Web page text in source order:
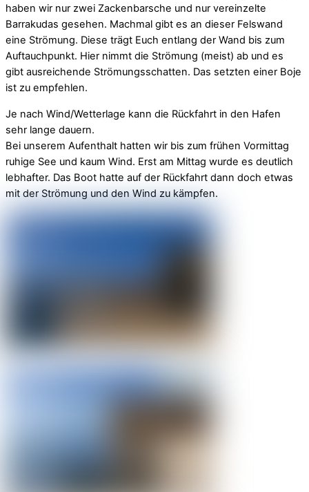
haben wir nur zwei Zackenbarsche und nur vereinzelte
Barrakudas gesehen. Machmal gibt es an dieser Felswand
eine Strömung. Diese trägt Euch entlang der Wand bis zum
Auftauchpunkt. Hier nimmt die Strömung (meist) ab und es
gibt ausreichende Strömungsschatten. Das setzten einer Boje
ist zu empfehlen.
Je nach Wind/Wetterlage kann die Rückfahrt in den Hafen
sehr lange dauern.
Bei unserem Aufenthalt hatten wir bis zum frühen Vormittag
ruhige See und kaum Wind. Erst am Mittag wurde es deutlich
lebhafter. Das Boot hatte auf der Rückfahrt dann doch etwas
mit der Strömung und den Wind zu kämpfen.